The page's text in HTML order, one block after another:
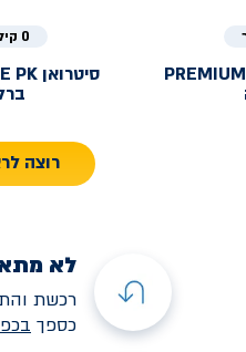
0 קילומטר
סיטרואן PK
רוצה
לא
רכשת
כספך